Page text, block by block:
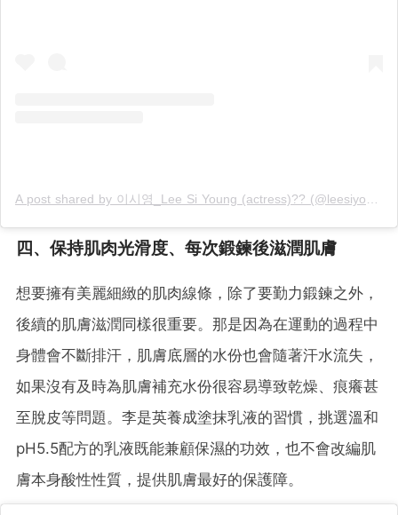
四、保持肌肉光滑度、每次鍛鍊後滋潤肌膚
想要擁有美麗細緻的肌肉線條，除了要勤力鍛鍊之外，
後續的肌膚滋潤同樣很重要。那是因為在運動的過程中
身體會不斷排汗，肌膚底層的水份也會隨著汗水流失，
如果沒有及時為肌膚補充水份很容易導致乾燥、痕癢甚
至脫皮等問題。李是英養成塗抹乳液的習慣，挑選溫和
pH5.5配方的乳液既能兼顧保濕的功效，也不會改編肌
膚本身酸性性質，提供肌膚最好的保護障。